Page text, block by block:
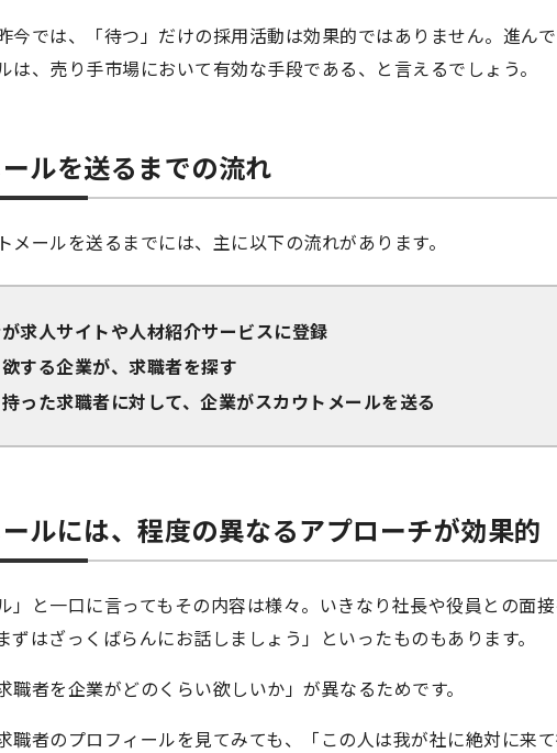
今では、「待つ」だけの採用活動は効果的ではありません。進ん
は、売り手市場において有効な手段である、と言えるでしょう。
ルを送るまでの流れ
メールを送るまでには、主に以下の流れがあります。
求人サイトや人材紹介サービスに登録
する企業が、求職者を探す
った求職者に対して、企業がスカウトメールを送る
ルには、程度の異なるアプローチが効果的
」と一口に言ってもその内容は様々。いきなり社長や役員との面
ずはざっくばらんにお話しましょう」といったものもあります。
職者を企業がどのくらい欲しいか」が異なるためです。
職者のプロフィールを見てみても、「この人は我が社に絶対に来